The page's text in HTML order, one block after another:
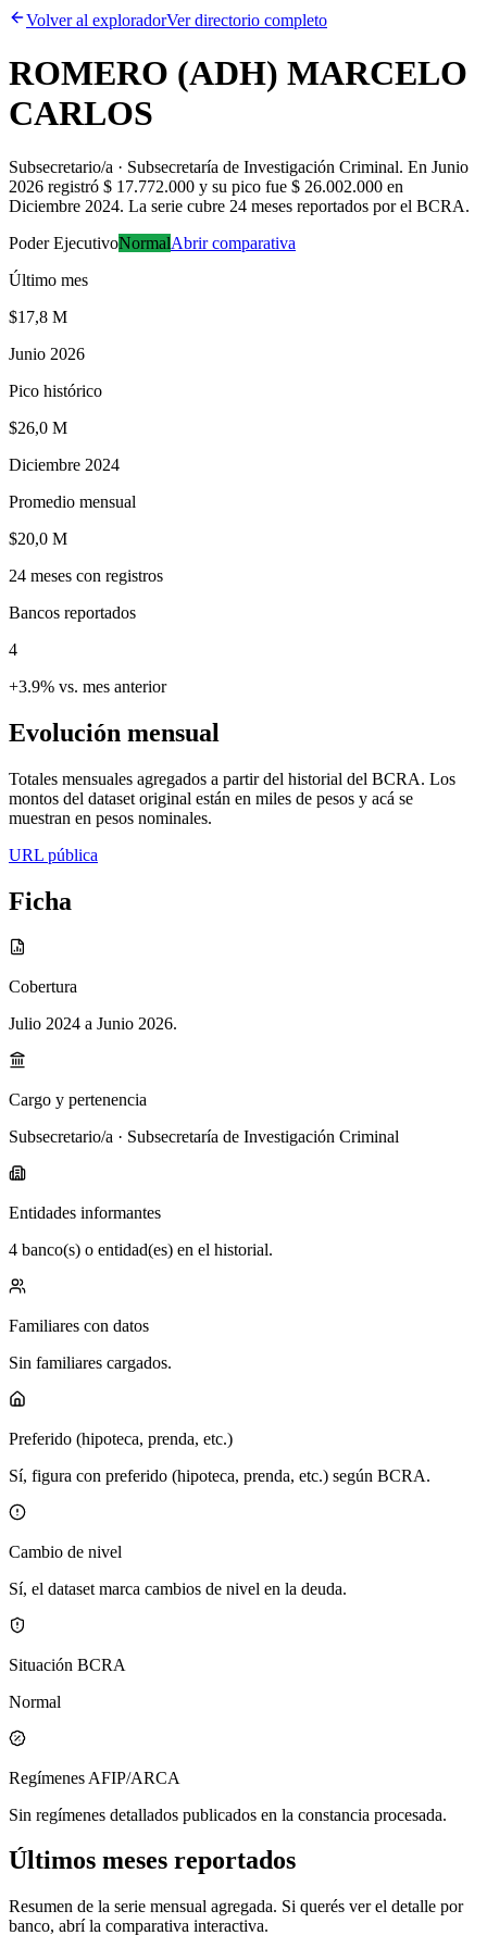
Volver al exploradorVer directorio completo
ROMERO (ADH) MARCELO
CARLOS
Subsecretario/a · Subsecretaría de Investigación Criminal. En Junio
2026 registró $ 17.772.000 y su pico fue $ 26.002.000 en
Diciembre 2024. La serie cubre 24 meses reportados por el BCRA.
Poder EjecutivoNormalAbrir comparativa
Último mes
$17,8 M
Junio 2026
Pico histórico
$26,0 M
Diciembre 2024
Promedio mensual
$20,0 M
24 meses con registros
Bancos reportados
4
+3.9% vs. mes anterior
Evolución mensual
Totales mensuales agregados a partir del historial del BCRA. Los
montos del dataset original están en miles de pesos y acá se
muestran en pesos nominales.
URL pública
Ficha
Cobertura
Julio 2024 a Junio 2026.
Cargo y pertenencia
Subsecretario/a · Subsecretaría de Investigación Criminal
Entidades informantes
4 banco(s) o entidad(es) en el historial.
Familiares con datos
Sin familiares cargados.
Preferido (hipoteca, prenda, etc.)
Sí, figura con preferido (hipoteca, prenda, etc.) según BCRA.
Cambio de nivel
Sí, el dataset marca cambios de nivel en la deuda.
Situación BCRA
Normal
Regímenes AFIP/ARCA
Sin regímenes detallados publicados en la constancia procesada.
Últimos meses reportados
Resumen de la serie mensual agregada. Si querés ver el detalle por
banco, abrí la comparativa interactiva.